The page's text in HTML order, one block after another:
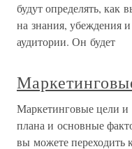
будут определять, как
на знания, убеждения
аудитории. Он будет
Маркетинговые цели и
плана и основные
вы можете переходить